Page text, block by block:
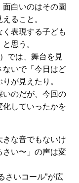
白いのはその園
ること。
表現する子ども
思う。
では、舞台を見
ないで「今日はど
が見えたり。
いのだが、今回の
化していったかを
きな音でもないけ
さい〜」の声は変
さいコール”が広